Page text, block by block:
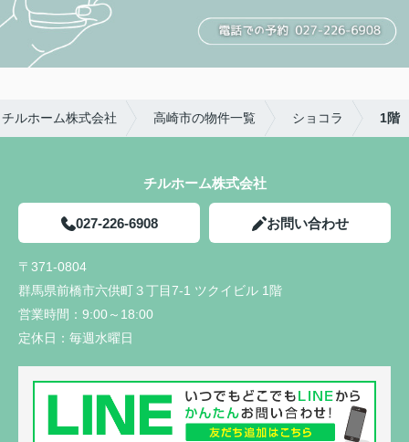
ルホーム株式会社 高崎市の物件一覧 ショコラ 1階
チルホーム株式会社
027-226-6908 お問い合わせ
〒371-0804
群馬県前橋市六供町３丁目7-1 ツクイビル 1階
営業時間： 9:00～18:00
定休日： 毎週水曜日